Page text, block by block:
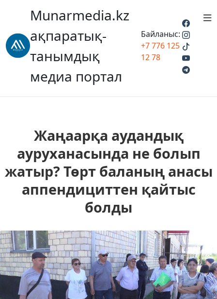
Munarmedia.kz
ақпаратық-
танымдық
медиа портал
Байланыс:
+7 776 125
12 78
Жаңаарқа аудандық
ауруханасында не болып
жатыр? Төрт баланың анасы
аппендициттен қайтыс
болды